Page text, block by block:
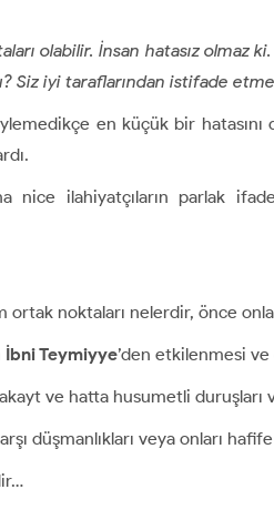
olabilir. İnsan hatasız olmaz
Siz iyi taraflarından istifade
en küçük bir hatasını
nice ilahiyatçıların parlak
ortak noktaları nelerdir, önce
İbni Teymiyye’den etkilenmesi ve
ve hatta husumetli duruşları
düşmanlıkları veya onları